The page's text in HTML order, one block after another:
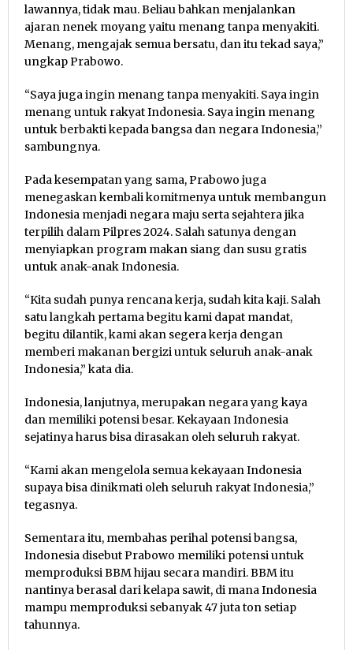
lawannya, tidak mau. Beliau bahkan menjalankan
ajaran nenek moyang yaitu menang tanpa menyakiti.
Menang, mengajak semua bersatu, dan itu tekad saya,”
ungkap Prabowo.
“Saya juga ingin menang tanpa menyakiti. Saya ingin
menang untuk rakyat Indonesia. Saya ingin menang
untuk berbakti kepada bangsa dan negara Indonesia,”
sambungnya.
Pada kesempatan yang sama, Prabowo juga
menegaskan kembali komitmenya untuk membangun
Indonesia menjadi negara maju serta sejahtera jika
terpilih dalam Pilpres 2024. Salah satunya dengan
menyiapkan program makan siang dan susu gratis
untuk anak-anak Indonesia.
“Kita sudah punya rencana kerja, sudah kita kaji. Salah
satu langkah pertama begitu kami dapat mandat,
begitu dilantik, kami akan segera kerja dengan
memberi makanan bergizi untuk seluruh anak-anak
Indonesia,” kata dia.
Indonesia, lanjutnya, merupakan negara yang kaya
dan memiliki potensi besar. Kekayaan Indonesia
sejatinya harus bisa dirasakan oleh seluruh rakyat.
“Kami akan mengelola semua kekayaan Indonesia
supaya bisa dinikmati oleh seluruh rakyat Indonesia,”
tegasnya.
Sementara itu, membahas perihal potensi bangsa,
Indonesia disebut Prabowo memiliki potensi untuk
memproduksi BBM hijau secara mandiri. BBM itu
nantinya berasal dari kelapa sawit, di mana Indonesia
mampu memproduksi sebanyak 47 juta ton setiap
tahunnya.